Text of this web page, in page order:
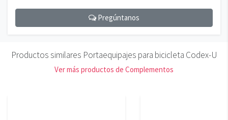
Pregúntanos
Productos similares Portaequipajes para bicicleta Codex-U
Ver más productos de Complementos